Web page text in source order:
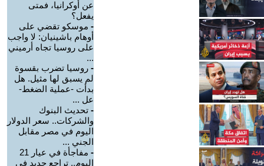
عن أوكرانيا، فمتى
يفعل؟
- موسكو تقضي على
أوهام باشينيان: لا واجب
على روسيا تجاه أرميني
...
- روسيا تضرب بقسوة
لم يسبق لها مثيل. هل
بدأت -عملية الضغط-
عل ...
- تحديث البنوك
والشركات.. سعر الدولار
اليوم في مصر مقابل
الجني ...
-
مفاجأة في عيار 21
اليوم.. تراجع جديد في